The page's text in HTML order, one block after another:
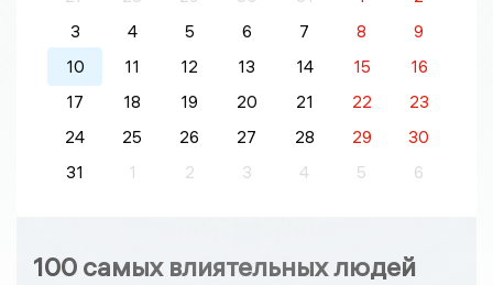
3
4 5 6 7 8
9
10
11 12 13 14 15
16
17
18 19 20 21 22
23
24
25 26 27 28 29
30
31
1 2 3 4 5 6
100 самых влиятельных людей